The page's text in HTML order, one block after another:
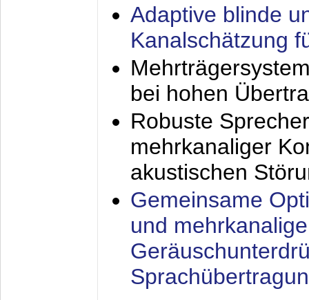
Adaptive blinde
Kanalschätzung
bei hohen
Robuste
mehrkanaliger
akustischen
Gemeinsame
und